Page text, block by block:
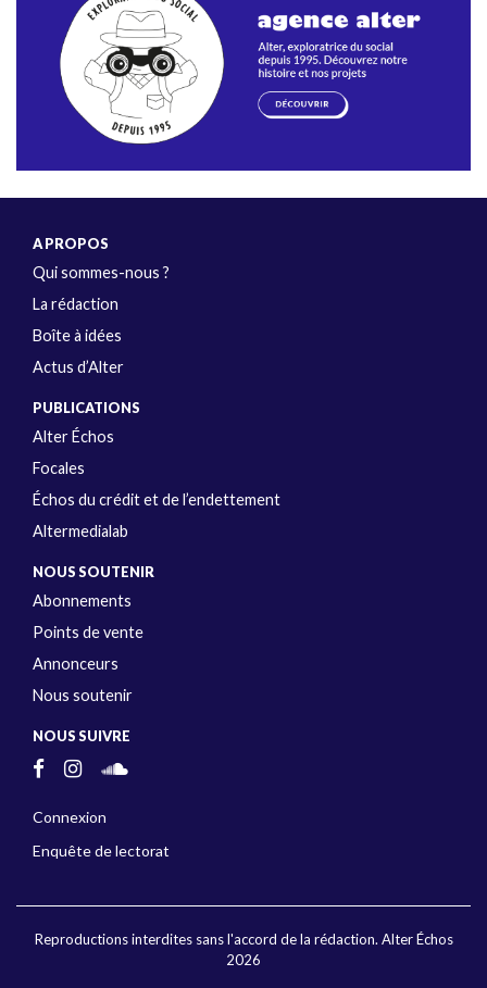
A PROPOS
Qui sommes-nous ?
La rédaction
Boîte à idées
Actus d’Alter
PUBLICATIONS
Alter Échos
Focales
Échos du crédit et de l’endettement
Altermedialab
NOUS SOUTENIR
Abonnements
Points de vente
Annonceurs
Nous soutenir
NOUS SUIVRE
Connexion
Enquête de lectorat
Reproductions interdites sans l'accord de la rédaction. Alter Échos
2026